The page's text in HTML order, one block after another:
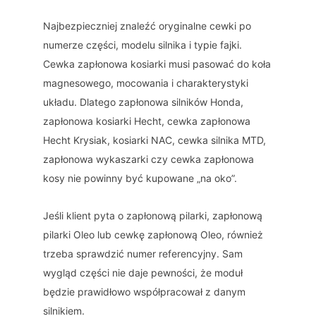
Najbezpieczniej znaleźć oryginalne cewki po
numerze części, modelu silnika i typie fajki.
Cewka zapłonowa kosiarki musi pasować do koła
magnesowego, mocowania i charakterystyki
układu. Dlatego zapłonowa silników Honda,
zapłonowa kosiarki Hecht, cewka zapłonowa
Hecht Krysiak, kosiarki NAC, cewka silnika MTD,
zapłonowa wykaszarki czy cewka zapłonowa
kosy nie powinny być kupowane „na oko”.
Jeśli klient pyta o zapłonową pilarki, zapłonową
pilarki Oleo lub cewkę zapłonową Oleo, również
trzeba sprawdzić numer referencyjny. Sam
wygląd części nie daje pewności, że moduł
będzie prawidłowo współpracował z danym
silnikiem.